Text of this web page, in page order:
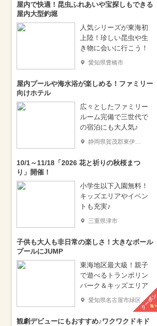
屋内で快適！昆虫ふれあいや宝探しもできる
屋内大型釣堀
人気シリーズが東海初
上陸！珍しい昆虫や生
き物に会いに行こう！
愛知県豊橋市
屋内プールや海水浴が楽しめる！ファミリー
向けホテル
広々としたファミリー
ルーム完備で三世代で
の宿泊にも大人気♪
静岡県賀茂郡東伊豆町
10/1～11/18「2026 花と祈りの秋桜まつ
り」開催！
小学生以下入園無料！
キッズエリアやイベン
トも充実♪
三重県津市
子供も大人も非日常の楽しさ！大きなボール
プールにJUMP
東海地区最大級！親子
で遊べるトランポリン
パーク＆キッズエリア
愛知県名古屋市緑区クーポン
観劇デビューにもおすすめ♪ワクワクドキド